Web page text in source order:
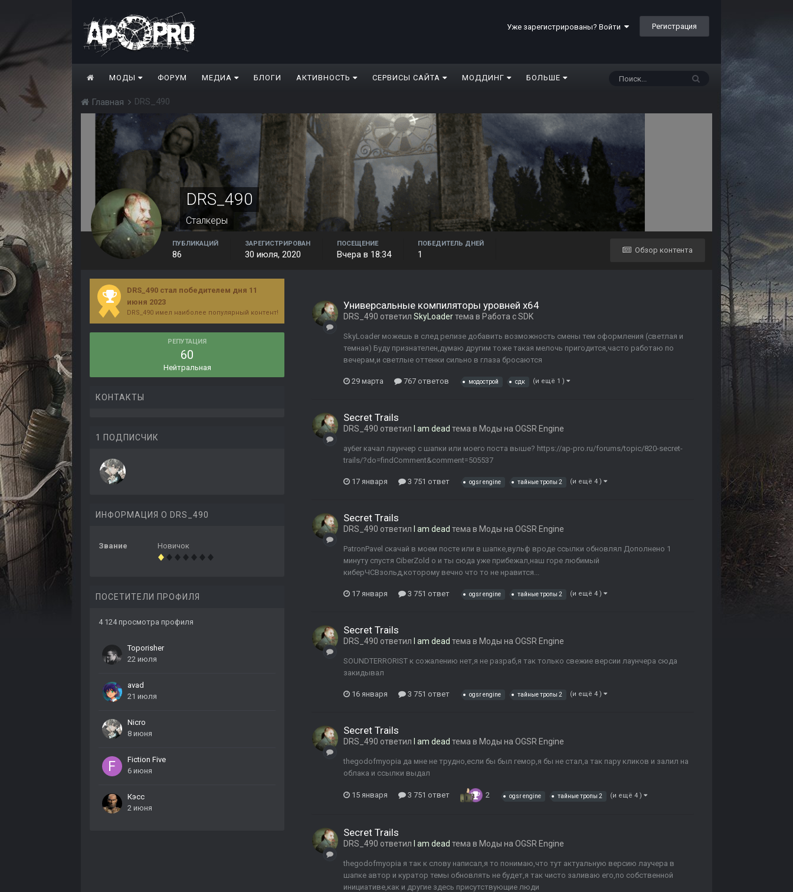
Уже зарегистрированы? Войти Регистрация
МОДЫ ФОРУМ МЕДИА БЛОГИ АКТИВНОСТЬ СЕРВИСЫ САЙТА МОДДИНГ БОЛЬШЕ
Главная DRS_490
DRS_490
Сталкеры
Обзор контента
ПУБЛИКАЦИЙ
86
ЗАРЕГИСТРИРОВАН
30 июля, 2020
ПОСЕЩЕНИЕ
Вчера в 18:34
ПОБЕДИТЕЛЬ ДНЕЙ
1
DRS_490 стал победителем дня 11
июня 2023
DRS_490 имел наиболее популярный контент!
РЕПУТАЦИЯ
60
Нейтральная
КОНТАКТЫ
1 ПОДПИСЧИК
ИНФОРМАЦИЯ О DRS_490
Звание Новичок
ПОСЕТИТЕЛИ ПРОФИЛЯ
4 124 просмотра профиля
Toporisher
22 июля
avad
21 июля
Nicro
8 июня
Fiction Five
6 июня
Кэсс
2 июня
Универсальные компиляторы уровней х64
DRS_490 ответил SkyLoaderтема в Работа с SDK
SkyLoader можешь в след релизе добавить возможность смены тем оформления (светлая и
темная) Буду признателен,думаю другим тоже такая мелочь пригодится,часто работаю по
вечерам,и светлые оттенки сильно в глаза бросаются
29 марта 767 ответов модострой сдк (и ещё 1 )
Secret Trails
DRS_490 ответил I am dead тема в Моды на OGSR Engine
ay6er качал лаунчер с шапки или моего поста выше? https://ap-pro.ru/forums/topic/820-secret-
trails/?do=findComment&comment=505537
17 января 3 751 ответ ogsr engine тайные тропы 2 (и ещё 4 )
Secret Trails
DRS_490 ответил I am dead тема в Моды на OGSR Engine
PatronPavel скачай в моем посте или в шапке,вульф вроде ссылки обновлял Дополнено 1
минуту спустя CiberZold о и ты сюда уже прибежал,наш горе любимый
киберЧСВзольд,которому вечно что то не нравится...
17 января 3 751 ответ ogsr engine тайные тропы 2 (и ещё 4 )
Secret Trails
DRS_490 ответил I am dead тема в Моды на OGSR Engine
SOUNDTERRORIST к сожалению нет,я не разраб,я так только свежие версии лаунчера сюда
закидывал
16 января 3 751 ответ ogsr engine тайные тропы 2 (и ещё 4 )
Secret Trails
DRS_490 ответил I am dead тема в Моды на OGSR Engine
thegodofmyopia да мне не трудно,если бы был гемор,я бы не стал,а так пару кликов и залил на
облака и ссылки выдал
15 января 3 751 ответ 2 ogsr engine тайные тропы 2 (и ещё 4 )
Secret Trails
DRS_490 ответил I am dead тема в Моды на OGSR Engine
thegodofmyopia я так к слову написал,я то понимаю,что тут актуальную версию лаучера в
шапке автор и куратор темы обновлять не будет,я так чисто заливаю его,по собственной
инициативе,как и другие здесь присутствующие люди